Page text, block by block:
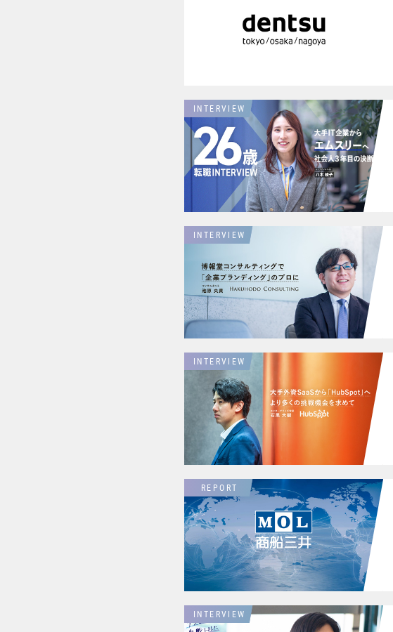
INTERVIEW
INTERVIEW
INTERVIEW
REPORT
INTERVIEW